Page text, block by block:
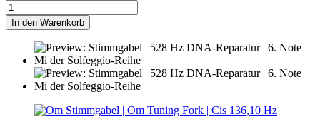
In den Warenkorb